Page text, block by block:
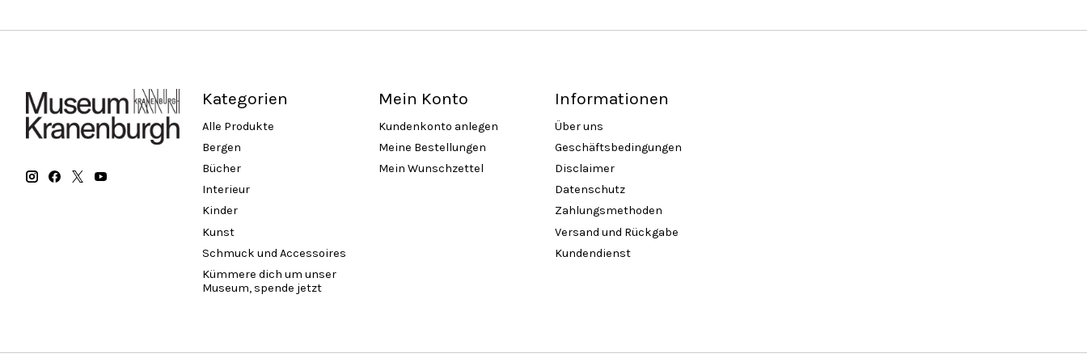
Kategorien
Alle Produkte
Bergen
Bücher
Interieur
Kinder
Kunst
Schmuck und Accessoires
Kümmere dich um unser
Museum, spende jetzt
Mein Konto
Kundenkonto anlegen
Meine Bestellungen
Mein Wunschzettel
Informationen
Über uns
Geschäftsbedingungen
Disclaimer
Datenschutz
Zahlungsmethoden
Versand und Rückgabe
Kundendienst